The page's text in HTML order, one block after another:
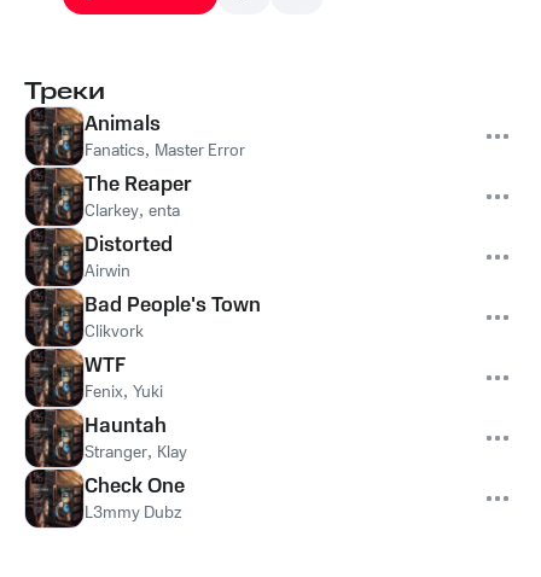
Треки
Animals
Fanatics, Master Error
The Reaper
Clarkey, enta
Distorted
Airwin
Bad People's Town
Clikvork
WTF
Fenix, Yuki
Hauntah
Stranger, Klay
Check One
L3mmy Dubz